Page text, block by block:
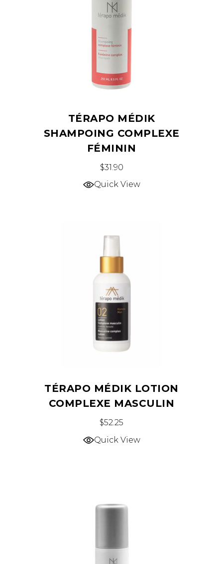
TÉRAPO MÉDIK
SHAMPOING COMPLEXE
FÉMININ
$31.90
Quick View
TÉRAPO MÉDIK LOTION
COMPLEXE MASCULIN
$52.25
Quick View